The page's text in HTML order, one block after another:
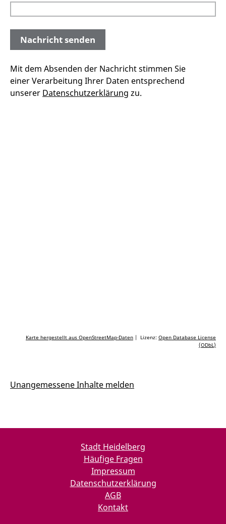
Mit dem Absenden der Nachricht stimmen Sie
einer Verarbeitung Ihrer Daten entsprechend
unserer Datenschutzerklärung zu.
Karte hergestellt aus OpenStreetMap-Daten | Lizenz: Open Database License
(ODbL)
Unangemessene Inhalte melden
Stadt Heidelberg
Häufige Fragen
Impressum
Datenschutzerklärung
AGB
Kontakt